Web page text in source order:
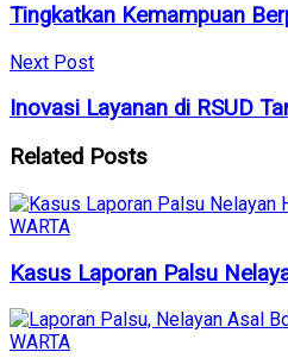
Tingkatkan Kemampuan
Next Post
Inovasi Layanan di RSUD
Related Posts
WARTA
Kasus Laporan Palsu
WARTA